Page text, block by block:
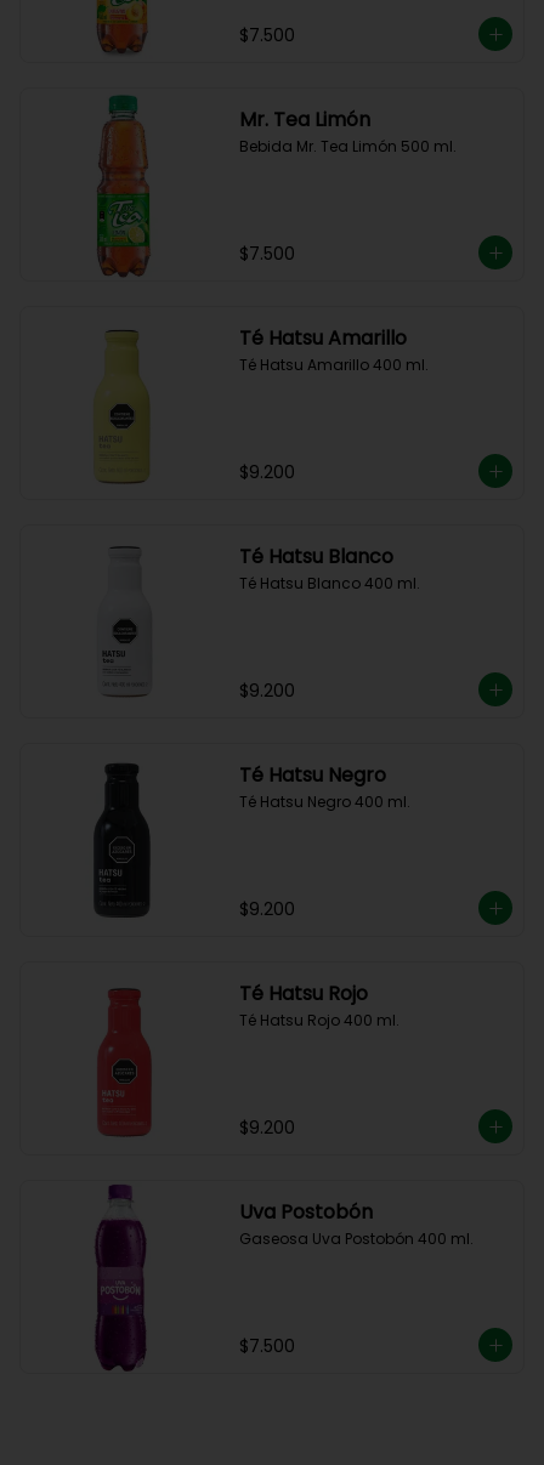
$7.500
Mr. Tea Limón
Bebida Mr. Tea Limón 500 ml.
$7.500
Té Hatsu Amarillo
Té Hatsu Amarillo 400 ml.
$9.200
Té Hatsu Blanco
Té Hatsu Blanco 400 ml.
$9.200
Té Hatsu Negro
Té Hatsu Negro 400 ml.
$9.200
Té Hatsu Rojo
Té Hatsu Rojo 400 ml.
$9.200
Uva Postobón
Gaseosa Uva Postobón 400 ml.
$7.500